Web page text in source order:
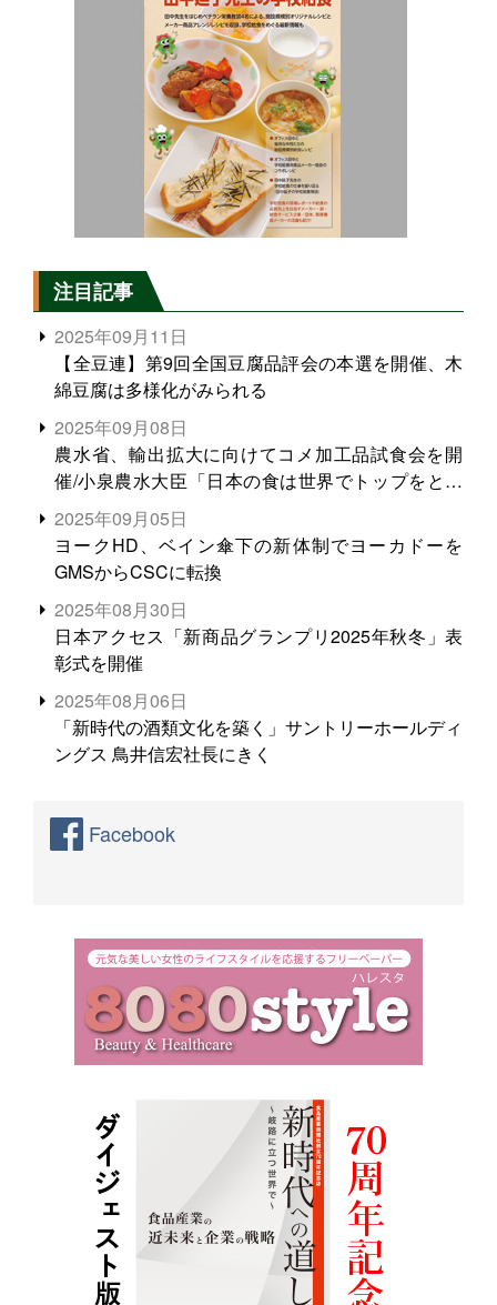
注目記事
2025年09月11日
【全豆連】第9回全国豆腐品評会の本選を開催、木
綿豆腐は多様化がみられる
2025年09月08日
農水省、輸出拡大に向けてコメ加工品試食会を開
催/小泉農水大臣「日本の食は世界でトップをとれ
る。米増産に向けて、米輸出需要の拡大を」
2025年09月05日
ヨークHD、ベイン傘下の新体制でヨーカドーを
GMSからCSCに転換
2025年08月30日
日本アクセス「新商品グランプリ2025年秋冬」表
彰式を開催
2025年08月06日
「新時代の酒類文化を築く」サントリーホールディ
ングス 鳥井信宏社長にきく
Facebook